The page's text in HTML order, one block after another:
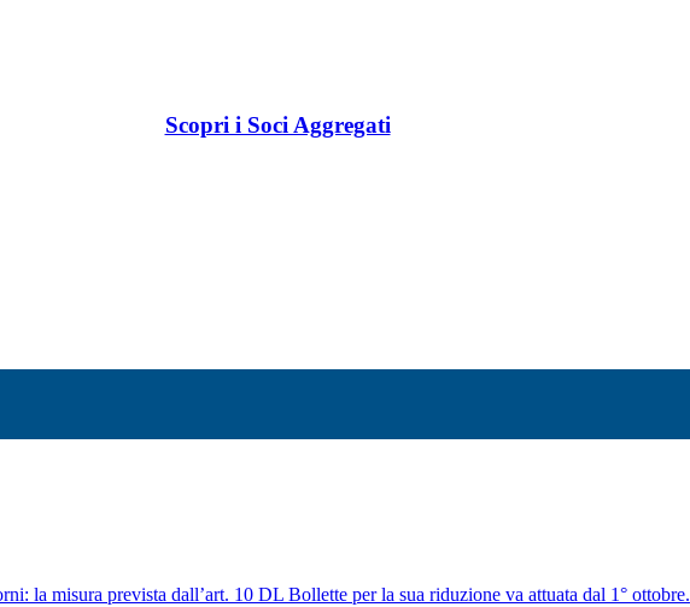
Scopri i Soci Aggregati
la misura prevista dall’art. 10 DL Bollette per la sua riduzione va attuata dal 1° ottobre.